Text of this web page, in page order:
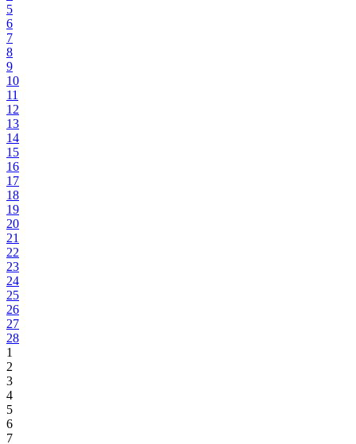
5
6
7
8
9
10
11
12
13
14
15
16
17
18
19
20
21
22
23
24
25
26
27
28
1
2
3
4
5
6
7